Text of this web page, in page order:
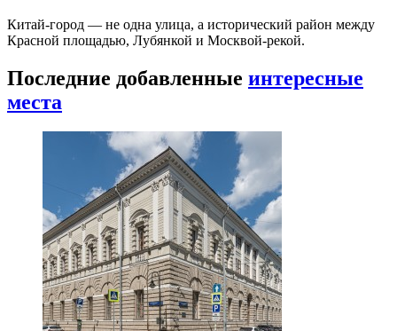
Китай-город — не одна улица, а исторический район между
Красной площадью, Лубянкой и Москвой-рекой.
Последние добавленные интересные
места